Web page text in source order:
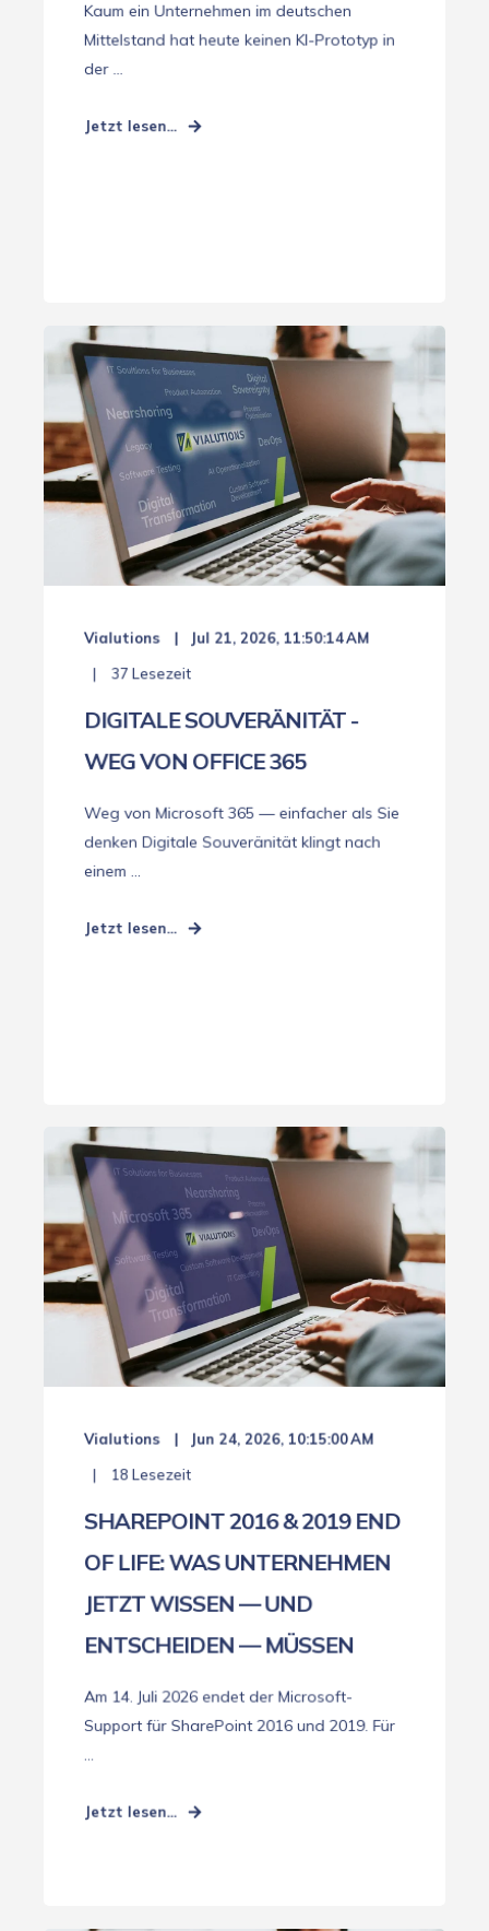
Kaum ein Unternehmen im deutschen
Mittelstand hat heute keinen KI-Prototyp in
der ...
Jetzt lesen...
Vialutions
Jul 21, 2026, 11:50:14 AM
37 Lesezeit
DIGITALE SOUVERÄNITÄT -
WEG VON OFFICE 365
Weg von Microsoft 365 — einfacher als Sie
denken Digitale Souveränität klingt nach
einem ...
Jetzt lesen...
Vialutions Jun 24, 2026, 10:15:00 AM
18 Lesezeit
SHAREPOINT 2016 & 2019 END
OF LIFE: WAS UNTERNEHMEN
JETZT WISSEN — UND
ENTSCHEIDEN — MÜSSEN
Am 14. Juli 2026 endet der Microsoft-
Support für SharePoint 2016 und 2019. Für
...
Jetzt lesen...